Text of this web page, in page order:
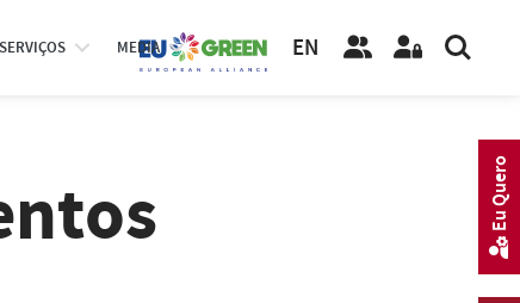
SERVIÇOS MEDIA EN
Eu Quero